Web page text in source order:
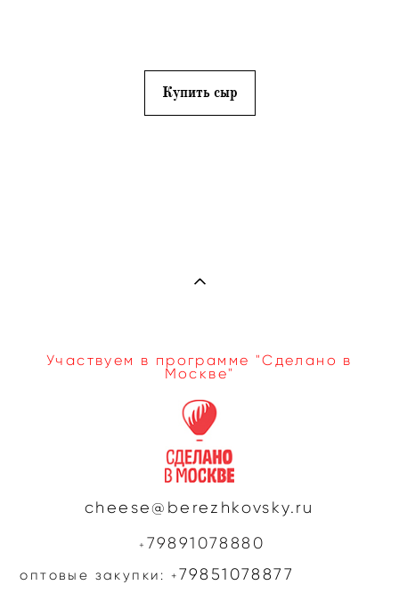
Купить сыр
Участвуем в программе "Сделано в
Москве"
cheese@berezhkovsky.ru
+ 79891078880
оптовые закупки: + 79851078877